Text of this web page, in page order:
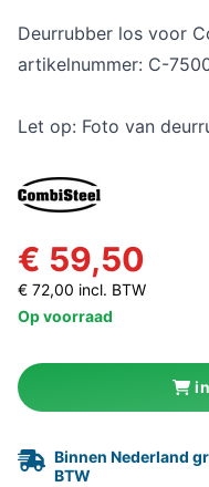
Deurrubber los voor
artikelnummer: C-
Let op: Foto van
€ 59,50
€ 72,00 incl. BTW
Op voorraad
Binnen Nederland
BTW